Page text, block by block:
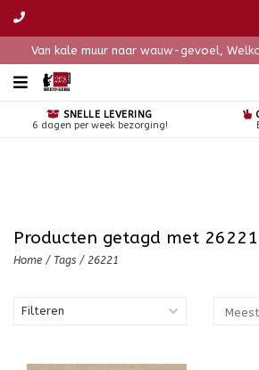
Van kale muur naar wauw-gevoel,
SNELLE LEVERING
6 dagen per week bezorging!
Producten getagd met 26221
Home / Tags / 26221
Filteren